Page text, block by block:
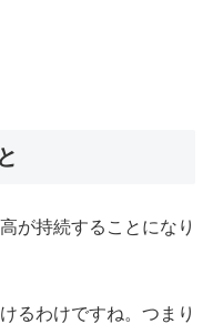
が持続することになり
るわけですね。つまり